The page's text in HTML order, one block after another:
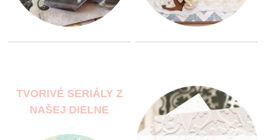
TVORIVÉ SERIÁLY Z
NAŠEJ DIELNE